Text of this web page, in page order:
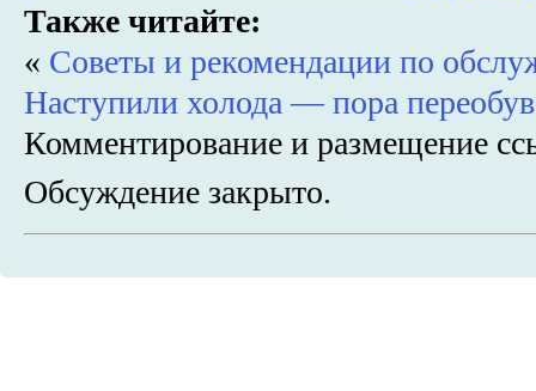
Также читайте:
« Советы и рекомендации по
Наступили холода — пора
Комментирование и размещение
Обсуждение закрыто.